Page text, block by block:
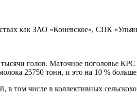
как ЗАО «Коневское», СПК
голов. Маточное поголовье КРС
25750 тонн, и это на 10 %
в том числе в коллективных